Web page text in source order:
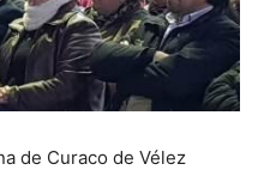
de Curaco de Vélez